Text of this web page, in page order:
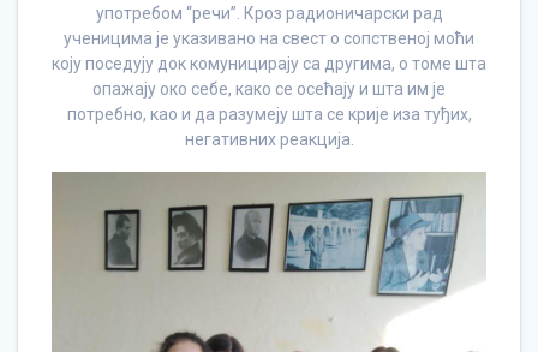
употребом “речи”. Кроз радионичарски рад
ученицима је указивано на свест о сопственој моћи
коју поседују док комуницирају са другима, о томе шта
опажају око себе, како се осећају и шта им је
потребно, као и да разумеју шта се крије иза туђих,
негативних реакција.